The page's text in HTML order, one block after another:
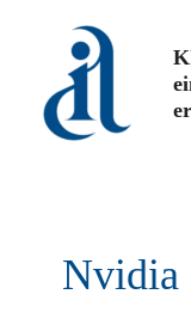
springen
Nvidia